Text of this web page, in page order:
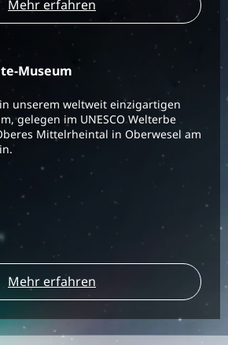
Mehr erfahren
Museum
unserem weltweit einzigartigen
gelegen im UNESCO Welterbe
Mittelrheintal in Oberwesel am
Mehr erfahren